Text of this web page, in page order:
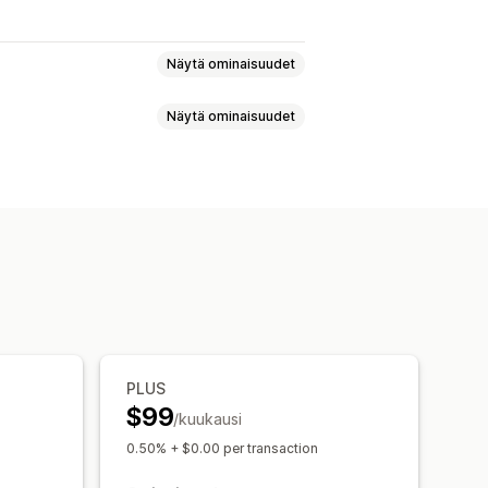
Näytä ominaisuudet
Näytä ominaisuudet
Amazon S3 -tallennustila
Tiedoston isännöinti
PLUS
$99/kuukausi
0.50% + $0.00 per transaction